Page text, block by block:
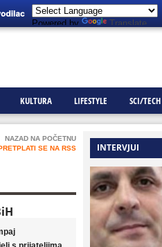
Powered by Translate
KULTURA LIFESTYLE SCI/TECH
NAZAD NA POČETNU
PRETPLATI SE NA RSS INTERVJUI